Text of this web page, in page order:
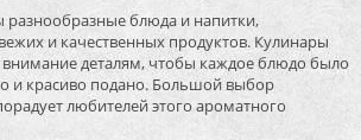
разнообразные блюда и напитки,
и качественных продуктов. Кулинары
внимание деталям, чтобы каждое блюдо было
и красиво подано. Большой выбор
любителей этого ароматного